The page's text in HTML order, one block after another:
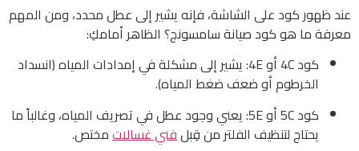
عند ظهور كود على الشاشة، فإنه يشير إلى عطل محدد، ومن المهم
معرفة ما هو كود صيانة سامسونج؟ الظاهر أمامكِ:
كود 4C أو 4E: يشير إلى مشكلة في إمدادات المياه (انسداد
الخرطوم أو ضعف ضغط المياه).
كود 5C أو 5E: يعني وجود عطل في تصريف المياه، وغالباً ما
يحتاج لتنظيف الفلتر من قِبلفني غسالاتمختص.